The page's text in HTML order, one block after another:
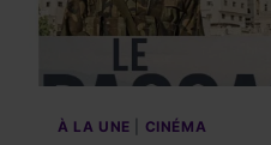
AMÉRICAIN
À LA UNE CINÉMA